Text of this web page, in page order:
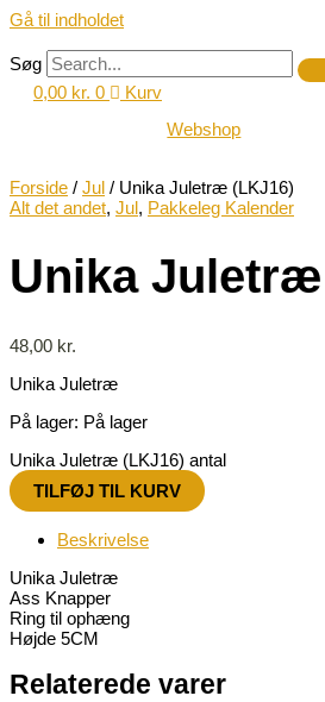
Gå til indholdet
Søg
0,00 kr. 0
Kurv
Webshop
Forside / Jul / Unika Juletræ (LKJ16)
Alt det andet, Jul, Pakkeleg Kalender
Unika
48,00 kr.
Unika Juletræ
På lager: På lager
Unika Juletræ (LKJ16) antal
TILFØJ TIL KURV
Beskrivelse
Unika Juletræ
Ass Knapper
Ring til ophæng
Højde 5CM
Relaterede varer